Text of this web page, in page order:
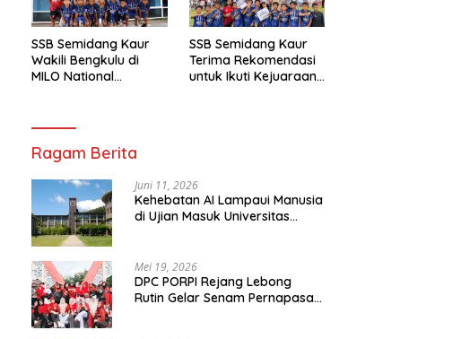
SSB Semidang Kaur
Wakili Bengkulu di
MILO National
SSB Semidang Kaur
Terima Rekomendasi
untuk Ikuti Kejuaraan
Ragam Berita
Juni 11, 2026
Kehebatan AI Lampaui Manusia
di Ujian Masuk Universitas
Mei 19, 2026
DPC PORPI Rejang Lebong
Rutin Gelar Senam Pernapasan